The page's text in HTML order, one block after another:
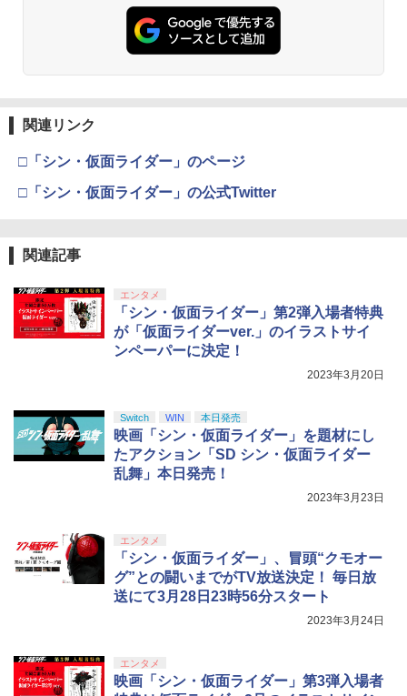
関連リンク
□「シン・仮面ライダー」のページ
□「シン・仮面ライダー」の公式Twitter
関連記事
エンタメ
「シン・仮面ライダー」第2弾入場者特典
が「仮面ライダーver.」のイラストサイ
ンペーパーに決定！
2023年3月20日
Switch WIN 本日発売
映画「シン・仮面ライダー」を題材にし
たアクション「SD シン・仮面ライダー
乱舞」本日発売！
2023年3月23日
エンタメ
「シン・仮面ライダー」、冒頭“クモオー
グ”との闘いまでがTV放送決定！ 毎日放
送にて3月28日23時56分スタート
2023年3月24日
エンタメ
映画「シン・仮面ライダー」第3弾入場者